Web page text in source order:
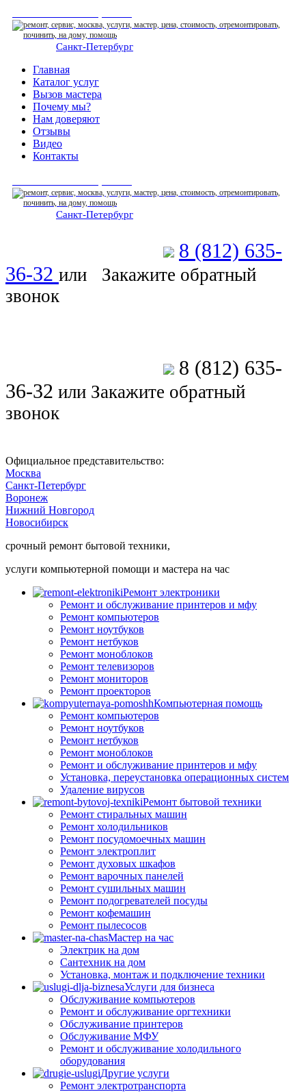
Санкт-Петербург
Главная
Каталог услуг
Вызов мастера
Почему мы?
Нам доверяют
Отзывы
Видео
Контакты
Санкт-Петербург
8 (812) 635-
36-32 или
Закажите обратный
звонок
8 (812) 635-
36-32 или Закажите обратный
звонок
Официальное представительство:
Москва
Санкт-Петербург
Воронеж
Нижний Новгород
Новосибирск
срочный ремонт бытовой техники,
услуги компьютерной помощи и мастера на час
Ремонт электроники
Ремонт и обслуживание принтеров и мфу
Ремонт компьютеров
Ремонт ноутбуков
Ремонт нетбуков
Ремонт моноблоков
Ремонт телевизоров
Ремонт мониторов
Ремонт проекторов
Компьютерная помощь
Ремонт компьютеров
Ремонт ноутбуков
Ремонт нетбуков
Ремонт моноблоков
Ремонт и обслуживание принтеров и мфу
Установка, переустановка операционных систем
Удаление вирусов
Ремонт бытовой техники
Ремонт стиральных машин
Ремонт холодильников
Ремонт посудомоечных машин
Ремонт электроплит
Ремонт духовых шкафов
Ремонт варочных панелей
Ремонт сушильных машин
Ремонт подогревателей посуды
Ремонт кофемашин
Ремонт пылесосов
Мастер на час
Электрик на дом
Сантехник на дом
Установка, монтаж и подключение техники
Услуги для бизнеса
Обслуживание компьютеров
Ремонт и обслуживание оргтехники
Обслуживание принтеров
Обслуживание МФУ
Ремонт и обслуживание холодильного
оборудования
Другие услуги
Ремонт электротранспорта